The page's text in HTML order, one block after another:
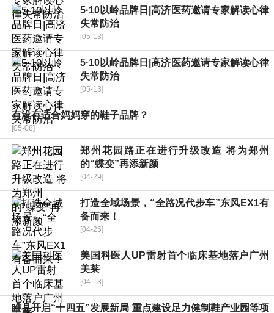
5·10以岭品牌日|高济医药邀请专家解读心律
失常防治
[05-13]
5·10以岭品牌日|高济医药邀请专家解读心律
失常防治
[05-13]
有没有适合妈妈穿的鞋子品牌？
[05-08]
郑州花园路正在进行升级改造 将为郑州
的“蝶变”再添新颜
[04-29]
打造全域场景，“全路况代步车”东风EX1有
备而来！
[04-25]
美国科医人UP雷射首个临床基地落户广州
美莱
[04-13]
睢县开启“十四五”发展新局 重点建设足力健制鞋产业园等项